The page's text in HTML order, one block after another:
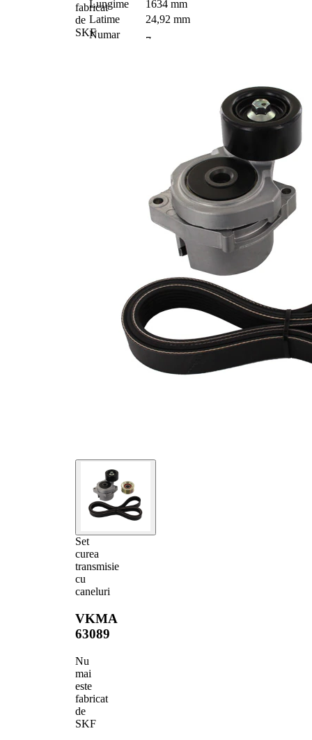
fabricat
de
SKF
Set
curea
transmisie
cu
caneluri
VKMA
63089
Nu
mai
este
fabricat
de
SKF
Lungime
1634 mm
Latime
24,92 mm
Numar
7
cauciuc)
Listă de piese de schimb
Nume articol
Număr
articol
Cantitate
ghidare/conducere,
VKM
63028
1
VKMV
7PK1634
intinzator,curea
transmisie
SKF01554 1